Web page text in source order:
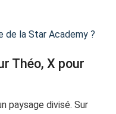
de la Star Academy ?
Théo, X pour
paysage divisé. Sur